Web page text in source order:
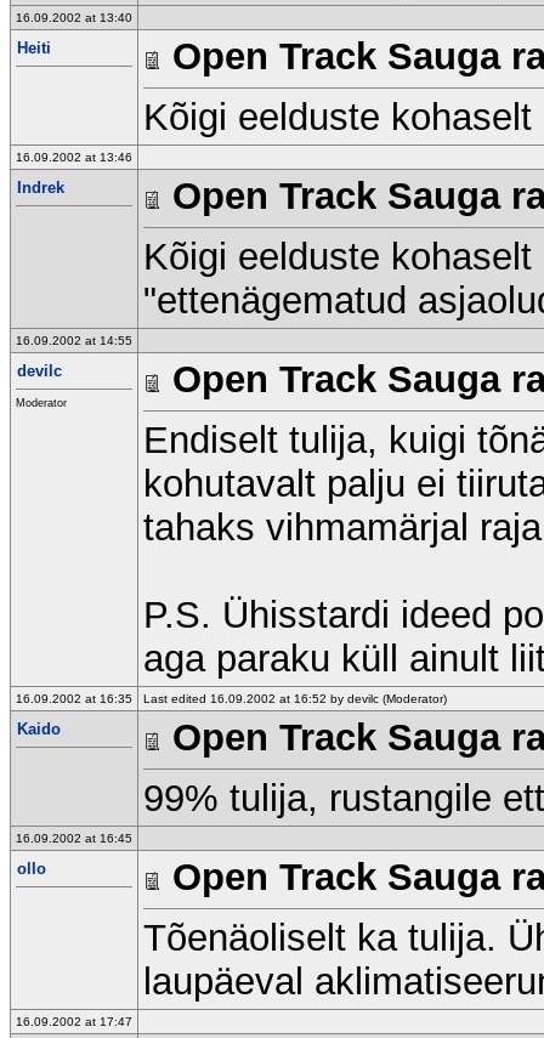
16.09.2002 at 13:40
Heiti
Open Track Sauga
Kõigi eelduste
16.09.2002 at 13:46
Indrek
Open Track Sauga
Kõigi eelduste
"ettenägematud
16.09.2002 at 14:55
devilc
Moderator
Open Track Sauga
Endiselt tulija, kuigi
kohutavalt palju ei
tahaks vihmamärjal
P.S. Ühisstardi ideed
aga paraku küll ainult
16.09.2002 at 16:35 Last edited 16.09.2002 at 16:52 by devilc (Moderator)
Kaido
Open Track Sauga
99% tulija, rustangile
16.09.2002 at 16:45
ollo
Open Track Sauga
Tõenäoliselt ka tulija.
laupäeval
16.09.2002 at 17:47